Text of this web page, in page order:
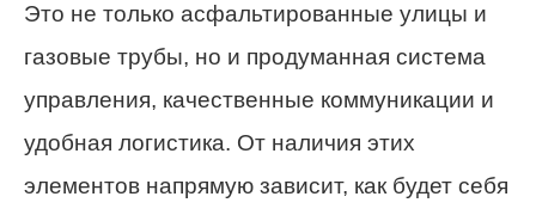
Это не только асфальтированные улицы и
газовые трубы, но и продуманная система
управления, качественные коммуникации и
удобная логистика. От наличия этих
элементов напрямую зависит, как будет себя